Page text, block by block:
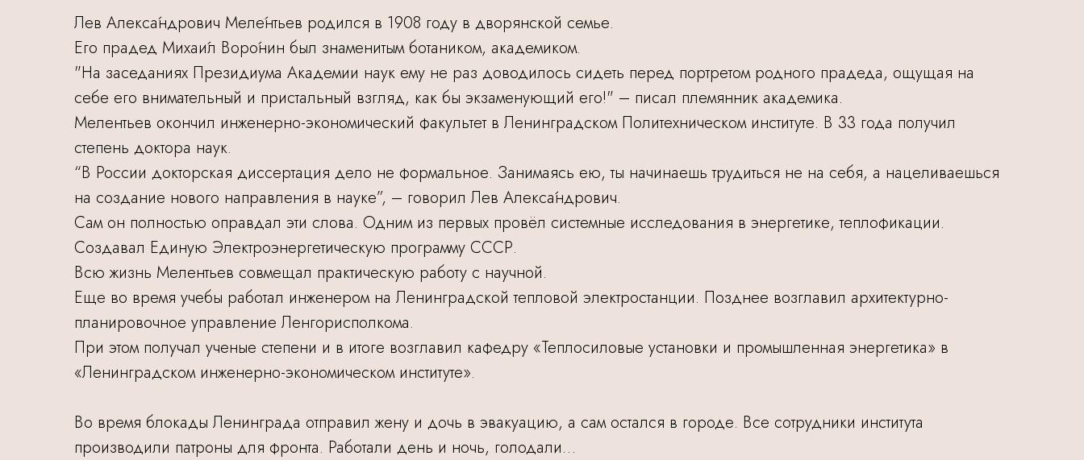
Лев Алекса́ндрович Меле́нтьев родился в 1908 году в дворянской семье.
Его прадед Михаи́л Воро́нин был знаменитым ботаником, академиком.
"На заседаниях Президиума Академии наук ему не раз доводилось сидеть перед портретом родного прадеда, ощущая на
себе его внимательный и пристальный взгляд, как бы экзаменующий его!" – писал племянник академика.
Мелентьев окончил инженерно-экономический факультет в Ленинградском Политехническом институте. В 33 года получил
степень доктора наук.
“В России докторская диссертация дело не формальное. Занимаясь ею, ты начинаешь трудиться не на себя, а нацеливаешься
на создание нового направления в науке”, – говорил Лев Алекса́ндрович.
Сам он полностью оправдал эти слова. Одним из первых провёл системные исследования в энергетике, теплофикации.
Создавал Единую Электроэнергетическую программу СССР.
Всю жизнь Мелентьев совмещал практическую работу с научной.
Еще во время учебы работал инженером на Ленинградской тепловой электростанции. Позднее возглавил архитектурно-
планировочное управление Ленгорисполкома.
При этом получал ученые степени и в итоге возглавил кафедру «Теплосиловые установки и промышленная энергетика» в
«Ленинградском инженерно-экономическом институте».
Во время блокады Ленинграда отправил жену и дочь в эвакуацию, а сам остался в городе. Все сотрудники института
производили патроны для фронта. Работали день и ночь, голодали…